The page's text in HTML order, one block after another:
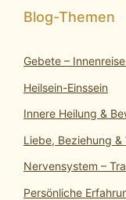
Gebete –
Heilsein-Einssein
Innere Heilung &
Liebe, Beziehung &
Nervensystem –
Persönliche